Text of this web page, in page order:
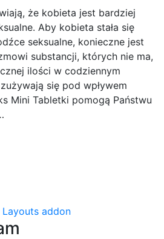
że kobieta jest bardziej
Aby kobieta stała się
seksualne, konieczne jest
substancji, których nie ma,
ilości w codziennym
się pod wpływem
Mini Tabletki pomogą Państwu